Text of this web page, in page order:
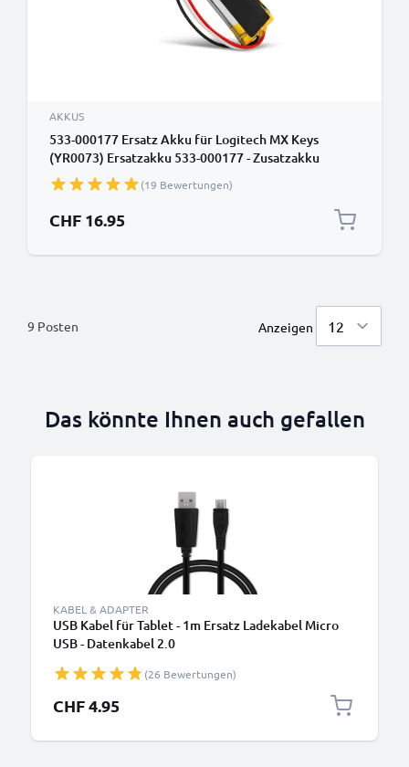
AKKUS
533-000177 Ersatz Akku für Logitech MX Keys
(YR0073) Ersatzakku 533-000177 - Zusatzakku
1500mAh, Batterie(19 Bewertungen)
CHF 16.95
9 Posten Anzeigen
Das könnte Ihnen auch gefallen
KABEL & ADAPTER
USB Kabel für Tablet - 1m Ersatz Ladekabel Micro
USB - Datenkabel 2.0
(26 Bewertungen)
CHF 4.95